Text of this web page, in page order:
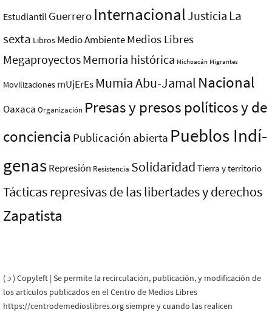
Estudiantil Guerrero InternacionalJusticia La
sexta Libros Medio AmbienteMedios Libres
MegaproyectosMemoria histórica Michoacán Migrantes
Movilizaciones mUjErEs Mumia Abu-Jamal Nacional
Oaxaca Organización Presas y presos polí­ticos y de
conciencia Publicación abierta Pueblos Indí­
genasRepresión Resistencia Solidaridad Tierra y territorio
Tácticas represivas de las libertades y derechos
Zapatista
( ɔ ) Copyleft | Se permite la recirculación, publicación, y modificación de
los artículos publicados en el Centro de Medios Libres
https://centrodemedioslibres.org siempre y cuando las realicen